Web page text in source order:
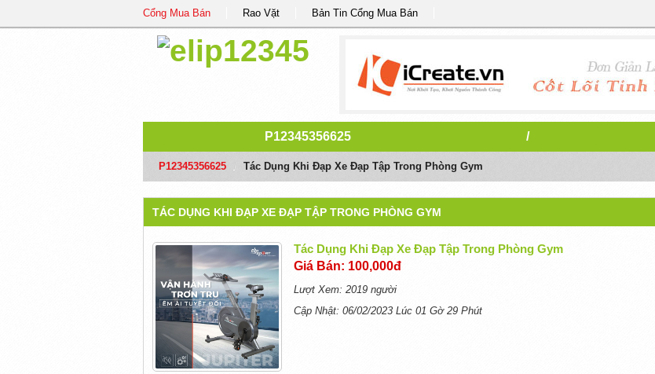
Cổng Mua Bán Rao Vặt Bản Tin Cổng Mua Bán
P12345356625 /
P12345356625 Tác Dụng Khi Đạp Xe Đạp Tập Trong Phòng Gym
TÁC DỤNG KHI ĐẠP XE ĐẠP TẬP TRONG PHÒNG GYM
Tác Dụng Khi Đạp Xe Đạp Tập Trong Phòng Gym
Giá Bán: 100,000đ
Lượt Xem: 2019 người
Cập Nhật: 06/02/2023 Lúc 01 Gờ 29 Phút